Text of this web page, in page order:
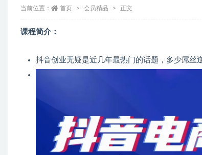
当前位置： 首页 会员精品 正文
课程简介：
抖音创业无疑是近几年最热门的话题，多少屌丝